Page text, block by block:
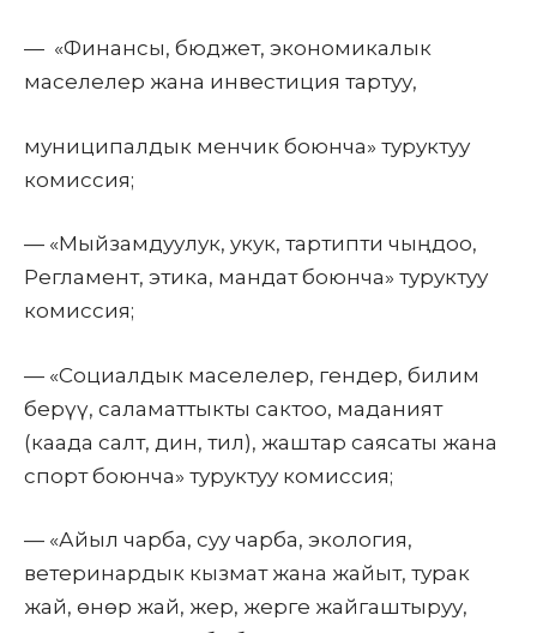
— «Финансы, бюджет, экономикалык
маселелер жана инвестиция тартуу,
муниципалдык менчик боюнча» туруктуу
комиссия;
— «Мыйзамдуулук, укук, тартипти чыңдоо,
Регламент, этика, мандат боюнча» туруктуу
комиссия;
— «Социалдык маселелер, гендер, билим
берүү, саламаттыкты сактоо, маданият
(каада салт, дин, тил), жаштар саясаты жана
спорт боюнча» туруктуу комиссия;
— «Айыл чарба, суу чарба, экология,
ветеринардык кызмат жана жайыт, турак
жай, өнөр жай, жер, жерге жайгаштыруу,